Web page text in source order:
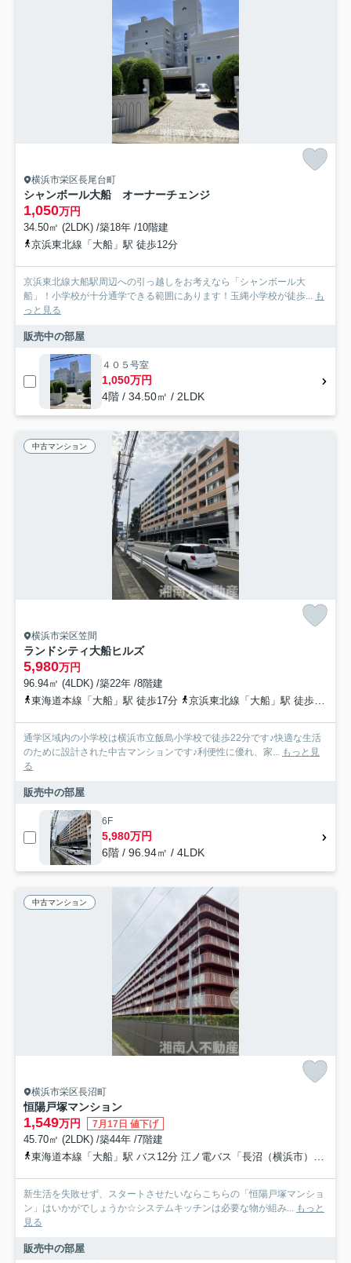
横浜市栄区長尾台町
シャンボール大船 オーナーチェンジ
1,050万円
34.50㎡ (2LDK) /築18年 /10階建
京浜東北線「大船」駅 徒歩12分
京浜東北線大船駅周辺への引っ越しをお考えなら「シャンボール大
船」！小学校が十分通学できる範囲にあります！玉縄小学校が徒歩... も
っと見る
販売中の部屋
４０５号室
1,050万円
4階 / 34.50㎡ / 2LDK
中古マンション
横浜市栄区笠間
ランドシティ大船ヒルズ
5,980万円
96.94㎡ (4LDK) /築22年 /8階建
東海道本線「大船」駅 徒歩17分
京浜東北線「大船」駅 徒歩13分
通学区域内の小学校は横浜市立飯島小学校で徒歩22分です♪快適な生活
のために設計された中古マンションです♪利便性に優れ、家... もっと見
る
販売中の部屋
6F
5,980万円
6階 / 96.94㎡ / 4LDK
中古マンション
横浜市栄区長沼町
恒陽戸塚マンション
1,549万円 7月17日 値下げ
45.70㎡ (2LDK) /築44年 /7階建
東海道本線「大船」駅 バス12分 江ノ電バス「長沼（横浜市）」 停歩6分
新生活を失敗せず、スタートさせたいならこちらの「恒陽戸塚マンショ
ン」はいかがでしょうか☆システムキッチンは必要な物が組み... もっと
見る
販売中の部屋